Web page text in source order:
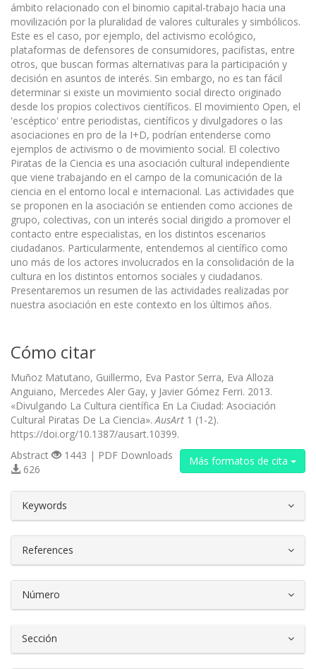
ámbito relacionado con el binomio capital-trabajo hacia una
movilización por la pluralidad de valores culturales y simbólicos.
Este es el caso, por ejemplo, del activismo ecológico,
plataformas de defensores de consumidores, pacifistas, entre
otros, que buscan formas alternativas para la participación y
decisión en asuntos de interés. Sin embargo, no es tan fácil
determinar si existe un movimiento social directo originado
desde los propios colectivos científicos. El movimiento Open, el
'escéptico' entre periodistas, científicos y divulgadores o las
asociaciones en pro de la I+D, podrían entenderse como
ejemplos de activismo o de movimiento social. El colectivo
Piratas de la Ciencia es una asociación cultural independiente
que viene trabajando en el campo de la comunicación de la
ciencia en el entorno local e internacional. Las actividades que
se proponen en la asociación se entienden como acciones de
grupo, colectivas, con un interés social dirigido a promover el
contacto entre especialistas, en los distintos escenarios
ciudadanos. Particularmente, entendemos al científico como
uno más de los actores involucrados en la consolidación de la
cultura en los distintos entornos sociales y ciudadanos.
Presentaremos un resumen de las actividades realizadas por
nuestra asociación en este contexto en los últimos años.
Cómo citar
Muñoz Matutano, Guillermo, Eva Pastor Serra, Eva Alloza
Anguiano, Mercedes Aler Gay, y Javier Gómez Ferri. 2013.
«Divulgando La Cultura científica En La Ciudad: Asociación
Cultural Piratas De La Ciencia».AusArt 1 (1-2).
https://doi.org/10.1387/ausart.10399.
Más formatos de cita
Abstract
1443 | PDF Downloads
626
Keywords
References
Número
Sección